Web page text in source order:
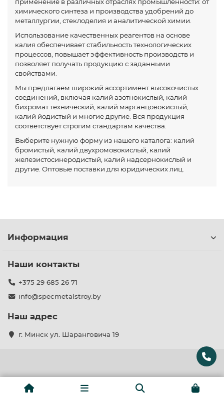
химического синтеза и производства удобрений до
металлургии, стеклоделия и аналитической химии.
Использование качественных реагентов на основе
калия обеспечивает стабильность технологических
процессов, повышает эффективность производств и
позволяет получать продукцию с заданными
свойствами.
Мы предлагаем широкий ассортимент высокочистых
соединений, включая калий азотнокислый, калий
бихромат технический, калий марганцовокислый,
калий йодистый и многие другие. Вся продукция
соответствует строгим стандартам качества.
Выберите нужную форму из нашего каталога: калий
бромистый, калий двухромовокислый, калий
железистосинеродистый, калий надсернокислый и
другие. Оптовые поставки для юридических лиц.
Информация
Наши контакты
+375 29 685 26 71
info@specmetalstroy.by
Наш адрес
г. Минск ул. Шаранговича 19